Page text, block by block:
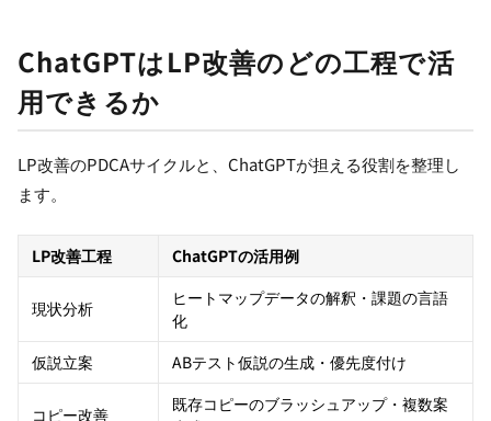
ChatGPTはLP改善のどの工程で活
用できるか
LP改善のPDCAサイクルと、ChatGPTが担える役割を整理し
ます。
LP改善工程 ChatGPTの活用例
現状分析
ヒートマップデータの解釈・課題の言語
化
仮説立案
ABテスト仮説の生成・優先度付け
コピー改善
既存コピーのブラッシュアップ・複数案